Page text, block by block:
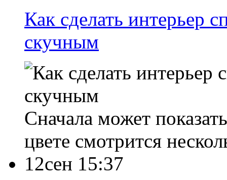
Как сделать интерьер
скучным
Сначала может
цвете смотрится
12сен 15:37